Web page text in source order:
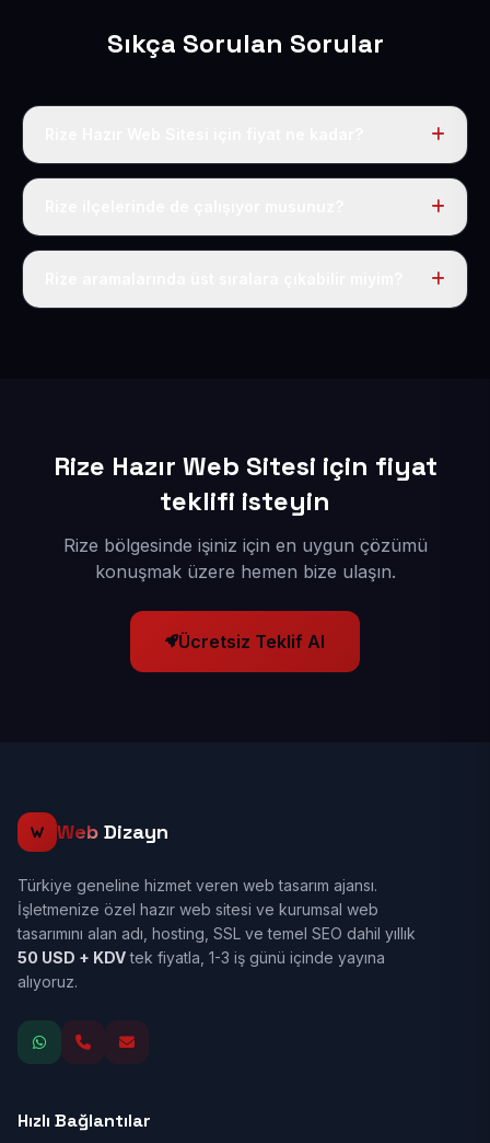
Sıkça Sorulan Sorular
Rize dahil Türkiye’nin her yerinde geçerli yıllık tek
Elbette; Rize iline bağlı bütün ilçelere uzaktan ve
Rize Hazır Web Sitesi için fiyat
teklifi isteyin
Rize bölgesinde işiniz için en uygun çözümü
konuşmak üzere hemen bize ulaşın.
Ücretsiz Teklif Al
Web Dizayn
Türkiye geneline hizmet veren web tasarım ajansı.
İşletmenize özel hazır web sitesi ve kurumsal web
tasarımını alan adı, hosting, SSL ve temel SEO dahil yıllık
50 USD + KDVtek fiyatla, 1-3 iş günü içinde yayına
alıyoruz.
Hızlı Bağlantılar